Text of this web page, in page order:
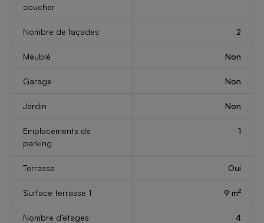
coucher
Nombre de façades 2
Meublé Non
Garage Non
Jardin Non
Emplacements de
parking
1
Terrasse Oui
Surface terrasse 1 9 m2
Nombre d’étages 4